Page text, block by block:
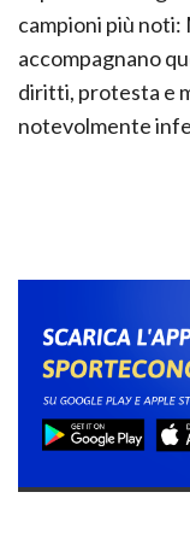
campioni più noti:
accompagnano
diritti, protesta e
notevolmente